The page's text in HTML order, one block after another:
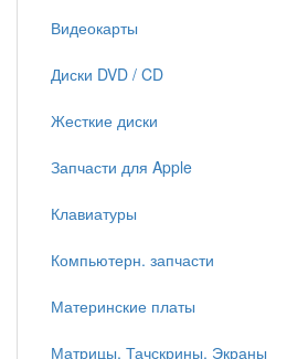
Видеокарты
Диски DVD / CD
Жесткие диски
Запчасти для Apple
Клавиатуры
Компьютерн. запчасти
Материнские платы
Матрицы, Тачскрины, Экраны